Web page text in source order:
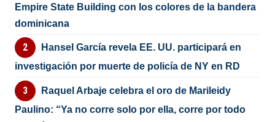
Empire State Building con los colores de la bandera
dominicana
Hansel García revela EE. UU. participará en
investigación por muerte de policía de NY en RD
Raquel Arbaje celebra el oro de Marileidy
Paulino: “Ya no corre solo por ella, corre por todo